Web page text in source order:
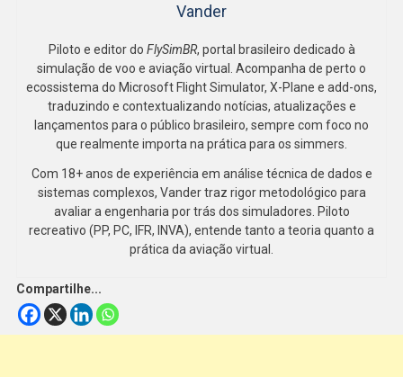
Vander
Piloto e editor do FlySimBR, portal brasileiro dedicado à
simulação de voo e aviação virtual. Acompanha de perto o
ecossistema do Microsoft Flight Simulator, X-Plane e add-ons,
traduzindo e contextualizando notícias, atualizações e
lançamentos para o público brasileiro, sempre com foco no
que realmente importa na prática para os simmers.
Com 18+ anos de experiência em análise técnica de dados e
sistemas complexos, Vander traz rigor metodológico para
avaliar a engenharia por trás dos simuladores. Piloto
recreativo (PP, PC, IFR, INVA), entende tanto a teoria quanto a
prática da aviação virtual.
Compartilhe...